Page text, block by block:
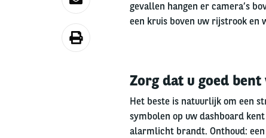
gevallen hangen er camera’s
een kruis boven uw rijstrook en
Zorg dat u goed
Het beste is natuurlijk om een
symbolen op uw dashboard
alarmlicht brandt. Onthoud: